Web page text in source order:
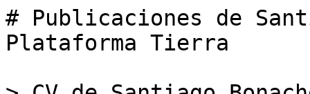
# Publicaciones de
Plataforma Tierra